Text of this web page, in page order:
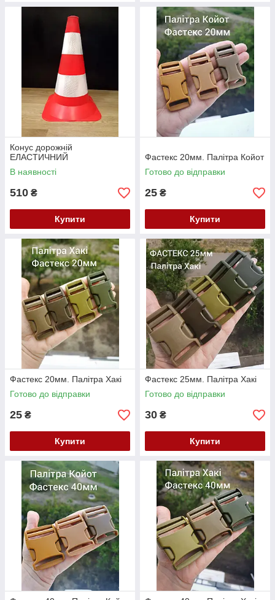
Конус дорожній
ЕЛАСТИЧНИЙ
В наявності
510 ₴
Купити
Фастекс 20мм. Палітра Койот
Готово до відправки
25 ₴
Купити
Фастекс 20мм. Палітра Хакі
Готово до відправки
25 ₴
Купити
Фастекс 25мм. Палітра Хакі
Готово до відправки
30 ₴
Купити